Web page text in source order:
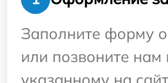
Заполните форму
или позвоните нам